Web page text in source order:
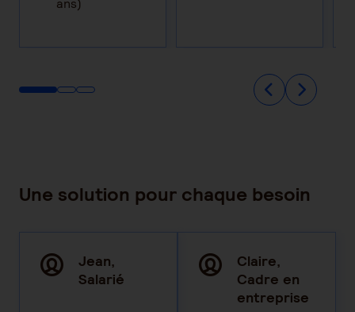
ans)
Une solution pour chaque besoin
Jean,
Salarié
Claire,
Cadre en
entreprise